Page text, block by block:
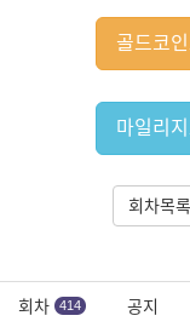
골드코
마일리
회차목록
회차 414 공지